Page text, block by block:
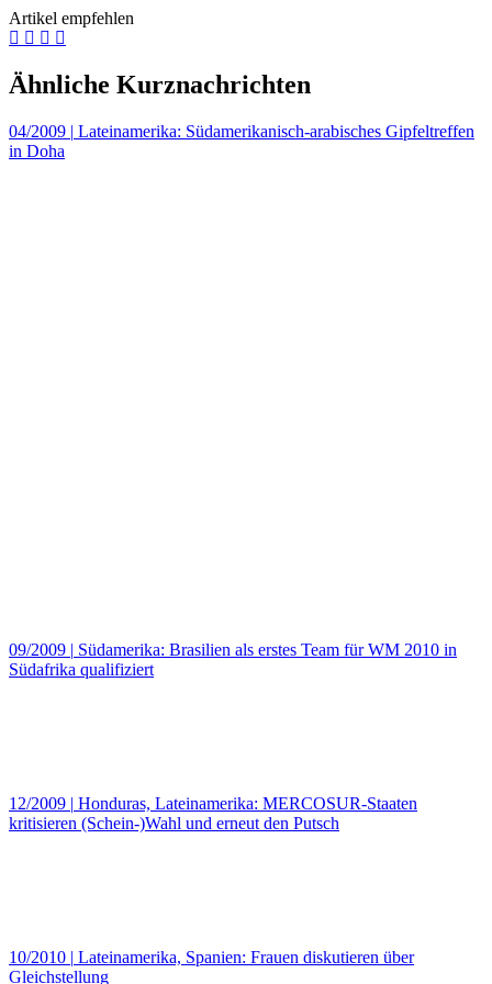
Artikel empfehlen
Ähnliche Kurznachrichten
04/2009 | Lateinamerika: Südamerikanisch-arabisches Gipfeltreffen
in Doha
09/2009 | Südamerika: Brasilien als erstes Team für WM 2010 in
Südafrika qualifiziert
12/2009 | Honduras, Lateinamerika: MERCOSUR-Staaten
kritisieren (Schein-)Wahl und erneut den Putsch
10/2010 | Lateinamerika, Spanien: Frauen diskutieren über
Gleichstellung